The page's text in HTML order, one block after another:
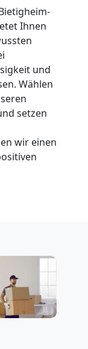
Ihnen
und
Wählen
setzen
wir einen